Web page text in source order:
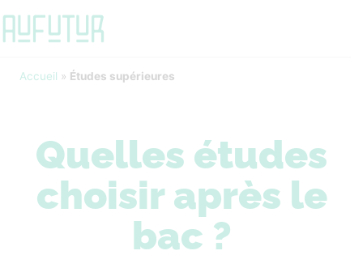
Accueil » Études supérieures
Quelles études
choisir après le
bac ?